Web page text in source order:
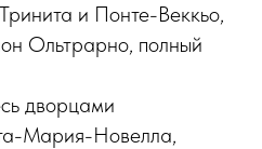
и Понте-Веккьо,
Ольтрарно, полный
дворцами
Мария-Новелла,